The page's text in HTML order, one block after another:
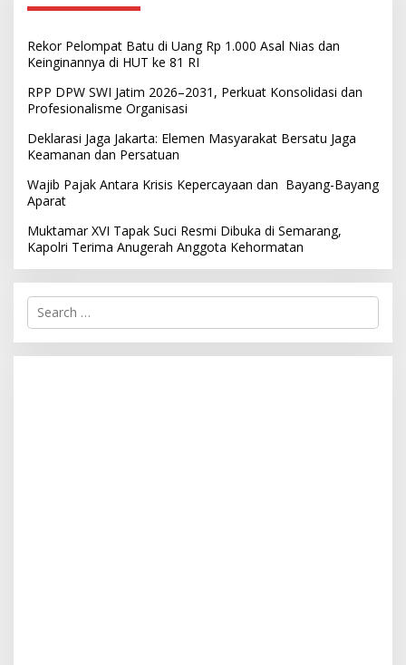
Rekor Pelompat Batu di Uang Rp 1.000 Asal Nias dan
Keinginannya di HUT ke 81 RI
RPP DPW SWI Jatim 2026–2031, Perkuat Konsolidasi dan
Profesionalisme Organisasi
Deklarasi Jaga Jakarta: Elemen Masyarakat Bersatu Jaga
Keamanan dan Persatuan
Wajib Pajak Antara Krisis Kepercayaan dan Bayang-Bayang
Aparat
Muktamar XVI Tapak Suci Resmi Dibuka di Semarang,
Kapolri Terima Anugerah Anggota Kehormatan
S
r